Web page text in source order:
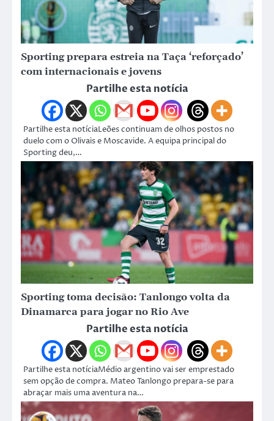
Sporting prepara estreia na Taça ‘reforçado’
com internacionais e jovens
Partilhe esta notícia
Partilhe esta notíciaLeões continuam de olhos postos no
duelo com o Olivais e Moscavide. A equipa principal do
Sporting deu,…
Sporting toma decisão: Tanlongo volta da
Dinamarca para jogar no Rio Ave
Partilhe esta notícia
Partilhe esta notíciaMédio argentino vai ser emprestado
sem opção de compra. Mateo Tanlongo prepara-se para
abraçar mais uma aventura na…